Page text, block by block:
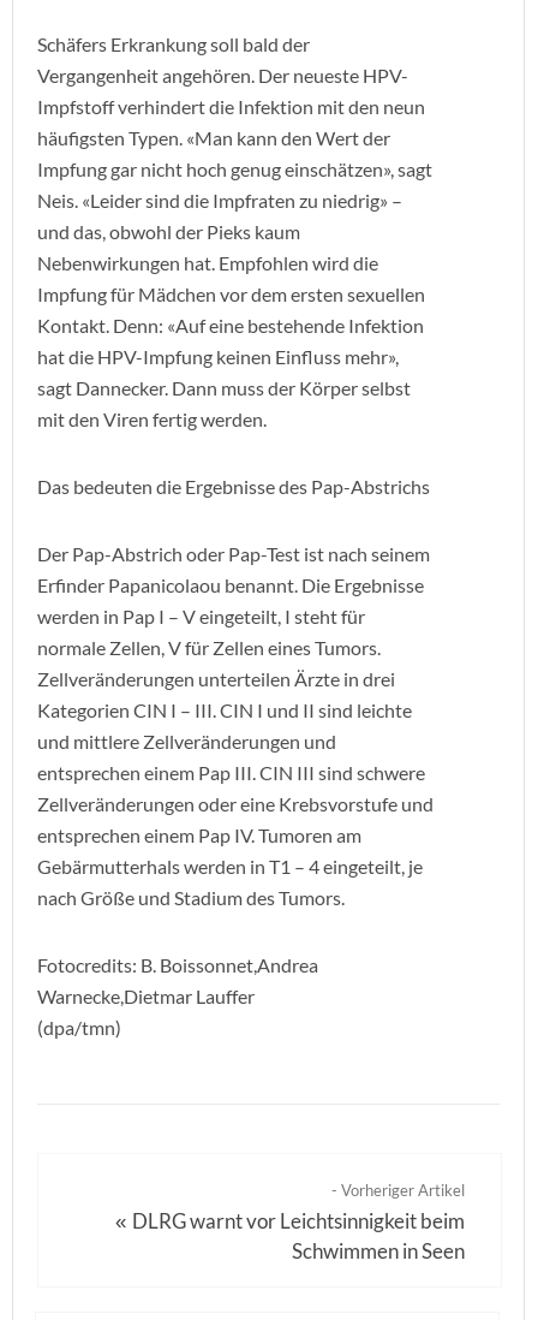
Schäfers Erkrankung soll bald der
Vergangenheit angehören. Der neueste HPV-
Impfstoff verhindert die Infektion mit den neun
häufigsten Typen. «Man kann den Wert der
Impfung gar nicht hoch genug einschätzen», sagt
Neis. «Leider sind die Impfraten zu niedrig» –
und das, obwohl der Pieks kaum
Nebenwirkungen hat. Empfohlen wird die
Impfung für Mädchen vor dem ersten sexuellen
Kontakt. Denn: «Auf eine bestehende Infektion
hat die HPV-Impfung keinen Einfluss mehr»,
sagt Dannecker. Dann muss der Körper selbst
mit den Viren fertig werden.
Das bedeuten die Ergebnisse des Pap-Abstrichs
Der Pap-Abstrich oder Pap-Test ist nach seinem
Erfinder Papanicolaou benannt. Die Ergebnisse
werden in Pap I – V eingeteilt, I steht für
normale Zellen, V für Zellen eines Tumors.
Zellveränderungen unterteilen Ärzte in drei
Kategorien CIN I – III. CIN I und II sind leichte
und mittlere Zellveränderungen und
entsprechen einem Pap III. CIN III sind schwere
Zellveränderungen oder eine Krebsvorstufe und
entsprechen einem Pap IV. Tumoren am
Gebärmutterhals werden in T1 – 4 eingeteilt, je
nach Größe und Stadium des Tumors.
Fotocredits: B. Boissonnet,Andrea
Warnecke,Dietmar Lauffer
(dpa/tmn)
- Vorheriger Artikel
« DLRG warnt vor Leichtsinnigkeit beim
Schwimmen in Seen